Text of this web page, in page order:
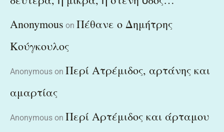
Anonymous on Πέθανε ο Δημήτρης
Κούγκουλος
Anonymous on Περί Ατρέμιδος, αρτάνης και
αμαρτίας
Anonymous on Περί Αρτέμιδος και άρταμου